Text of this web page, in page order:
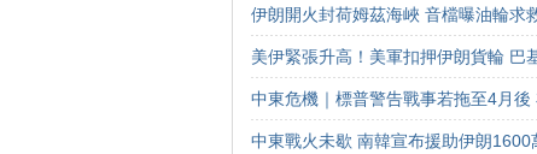
伊朗開火封荷姆茲海峽 音檔曝油輪求
美伊緊張升高！美軍扣押伊朗貨輪 巴
中東危機｜標普警告戰事若拖至4月
中東戰火未歇 南韓宣布援助伊朗1600